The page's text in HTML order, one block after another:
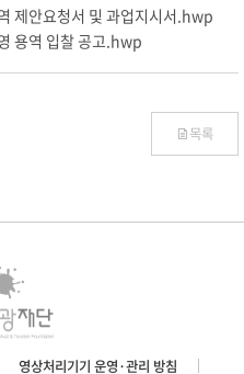
제안요청서 및 과업지시서.hwp
용역 입찰 공고.hwp
목록
영상처리기기 운영·관리 방침